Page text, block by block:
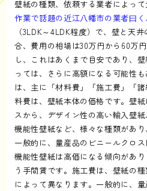
壁紙の種類、依頼する業者によっ
作業で話題の近江八幡市の業者曰く
（3LDK～4LDK程度）で、壁と天
合、費用の相場は30万円から60万
し、これはあくまで目安であり、
っては、さらに高額になる可能性
は、主に「材料費」「施工費」「
料費は、壁紙本体の価格です。壁
スから、デザイン性の高い輸入壁
機能性壁紙など、様々な種類があり
一般的に、量産品のビニールクロ
機能性壁紙は高価になる傾向があ
う手間賃です。施工費は、壁紙の
によって異なります。一般的に、